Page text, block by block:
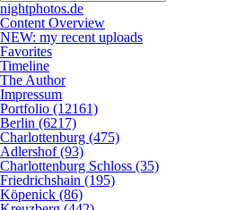
nightphotos.de
Content Overview
NEW: my recent uploads
Favorites
Timeline
The Author
Impressum
Portfolio (12161)
Berlin (6217)
Charlottenburg (475)
Adlershof (93)
Charlottenburg Schloss (35)
Friedrichshain (195)
Köpenick (86)